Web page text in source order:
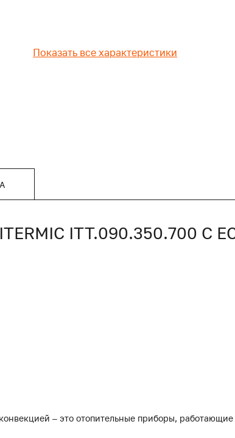
Показать все характеристики
ITT.090.350.700 С
– это отопительные приборы, работающие